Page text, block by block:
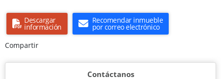
Descargar
información
Recomendar inmueble
por correo electrónico
Compartir
Contáctanos